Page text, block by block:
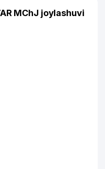
MChJ joylashuvi